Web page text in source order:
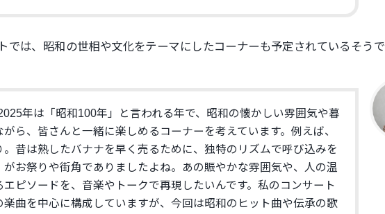
では、 昭和の世相や文化をテーマにしたコーナーも予定されているそうで
年は「昭和100年」と言われる年で、
昭和の懐かしい雰囲気や暮
がら、皆さんと一緒に楽しめるコーナーを考えています。例えば、
昔は熟したバナナを早く売るために、 独特のリズムで呼び込みを
がお祭りや街角でありましたよね。あの賑やかな雰囲気や、
人の温
ピソードを、 音楽やトークで再現したいんです。私のコンサート
楽曲を中心に構成していますが、今回は昭和のヒット曲や伝承の歌